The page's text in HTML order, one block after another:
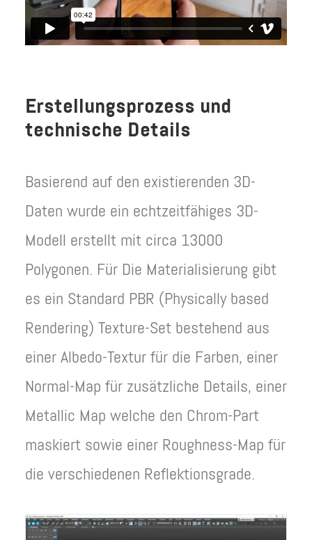
Erstellungsprozess und
technische Details
Basierend auf den existierenden 3D-
Daten wurde ein echtzeitfähiges 3D-
Modell erstellt mit circa 13000
Polygonen. Für Die Materialisierung gibt
es ein Standard PBR (Physically based
Rendering) Texture-Set bestehend aus
einer Albedo-Textur für die Farben, einer
Normal-Map für zusätzliche Details, einer
Metallic Map welche den Chrom-Part
maskiert sowie einer Roughness-Map für
die verschiedenen Reflektionsgrade.